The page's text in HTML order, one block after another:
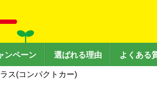
ンペーン 選ばれる理由 よくある
ス(コンパクトカー)